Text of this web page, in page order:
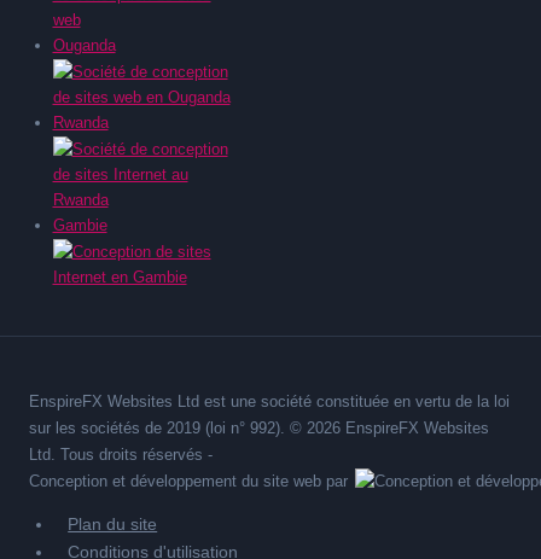
Ouganda
Rwanda
Gambie
EnspireFX Websites Ltd est une société constituée en vertu de la loi
sur les sociétés de 2019 (loi n° 992). © 2026 EnspireFX Websites
Ltd. Tous droits réservés -
Conception et développement du site web par
Plan du site
Conditions d'utilisation